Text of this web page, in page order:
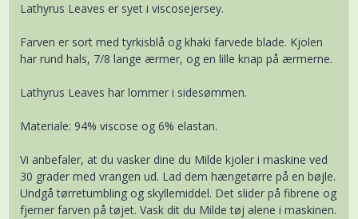
Lathyrus Leaves er syet i viscosejersey.
Farven er sort med tyrkisblå og khaki farvede blade. Kjolen
har rund hals, 7/8 lange ærmer, og en lille knap på ærmerne.
Lathyrus Leaves har lommer i sidesømmen.
Materiale: 94% viscose og 6% elastan.
Vi anbefaler, at du vasker dine du Milde kjoler i maskine ved
30 grader med vrangen ud. Lad dem hængetørre på en bøjle.
Undgå tørretumbling og skyllemiddel. Det slider på fibrene og
fjerner farven på tøjet. Vask dit du Milde tøj alene i maskinen.